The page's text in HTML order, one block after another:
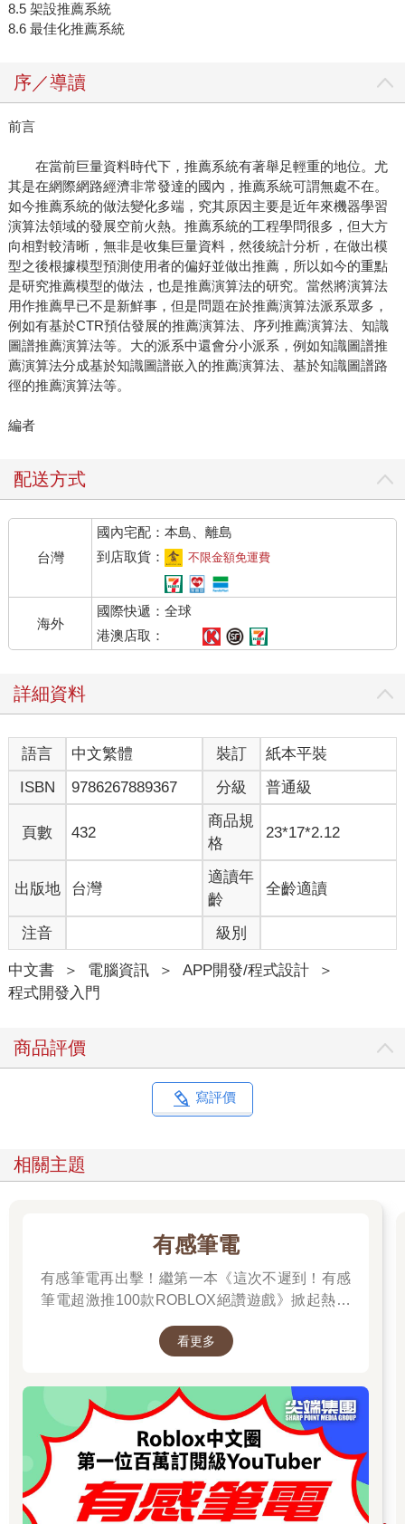
8.5 架設推薦系統
8.6 最佳化推薦系統
序／導讀
前言
在當前巨量資料時代下，推薦系統有著舉足輕重的地位。尤
其是在網際網路經濟非常發達的國內，推薦系統可謂無處不在。
如今推薦系統的做法變化多端，究其原因主要是近年來機器學習
演算法領域的發展空前火熱。推薦系統的工程學問很多，但大方
向相對較清晰，無非是收集巨量資料，然後統計分析，在做出模
型之後根據模型預測使用者的偏好並做出推薦，所以如今的重點
是研究推薦模型的做法，也是推薦演算法的研究。當然將演算法
用作推薦早已不是新鮮事，但是問題在於推薦演算法派系眾多，
例如有基於CTR預估發展的推薦演算法、序列推薦演算法、知識
圖譜推薦演算法等。大的派系中還會分小派系，例如知識圖譜推
薦演算法分成基於知識圖譜嵌入的推薦演算法、基於知識圖譜路
徑的推薦演算法等。
編者
配送方式
台灣
國內宅配：本島、離島
到店取貨：
不限金額免運費
海外
國際快遞：全球
港澳店取：
詳細資料
語言 中文繁體 裝訂
紙本平裝
ISBN
9786267889367 分級 普通級
頁數 432
商品規
格
23*17*2.12
出版地 台灣
適讀年
齡
全齡適讀
注音 級別
中文書 ＞ 電腦資訊 ＞ APP開發/程式設計
＞
程式開發入門
商品評價
寫評價
相關主題
有感筆電
有感筆電再出擊！繼第一本《這次不遲到！有感
筆電超激推100款ROBLOX絕讚遊戲》掀起熱潮
看更多